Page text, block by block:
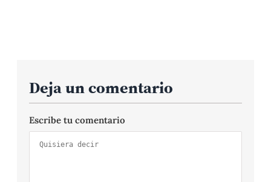
Deja un comentario
Escribe tu comentario